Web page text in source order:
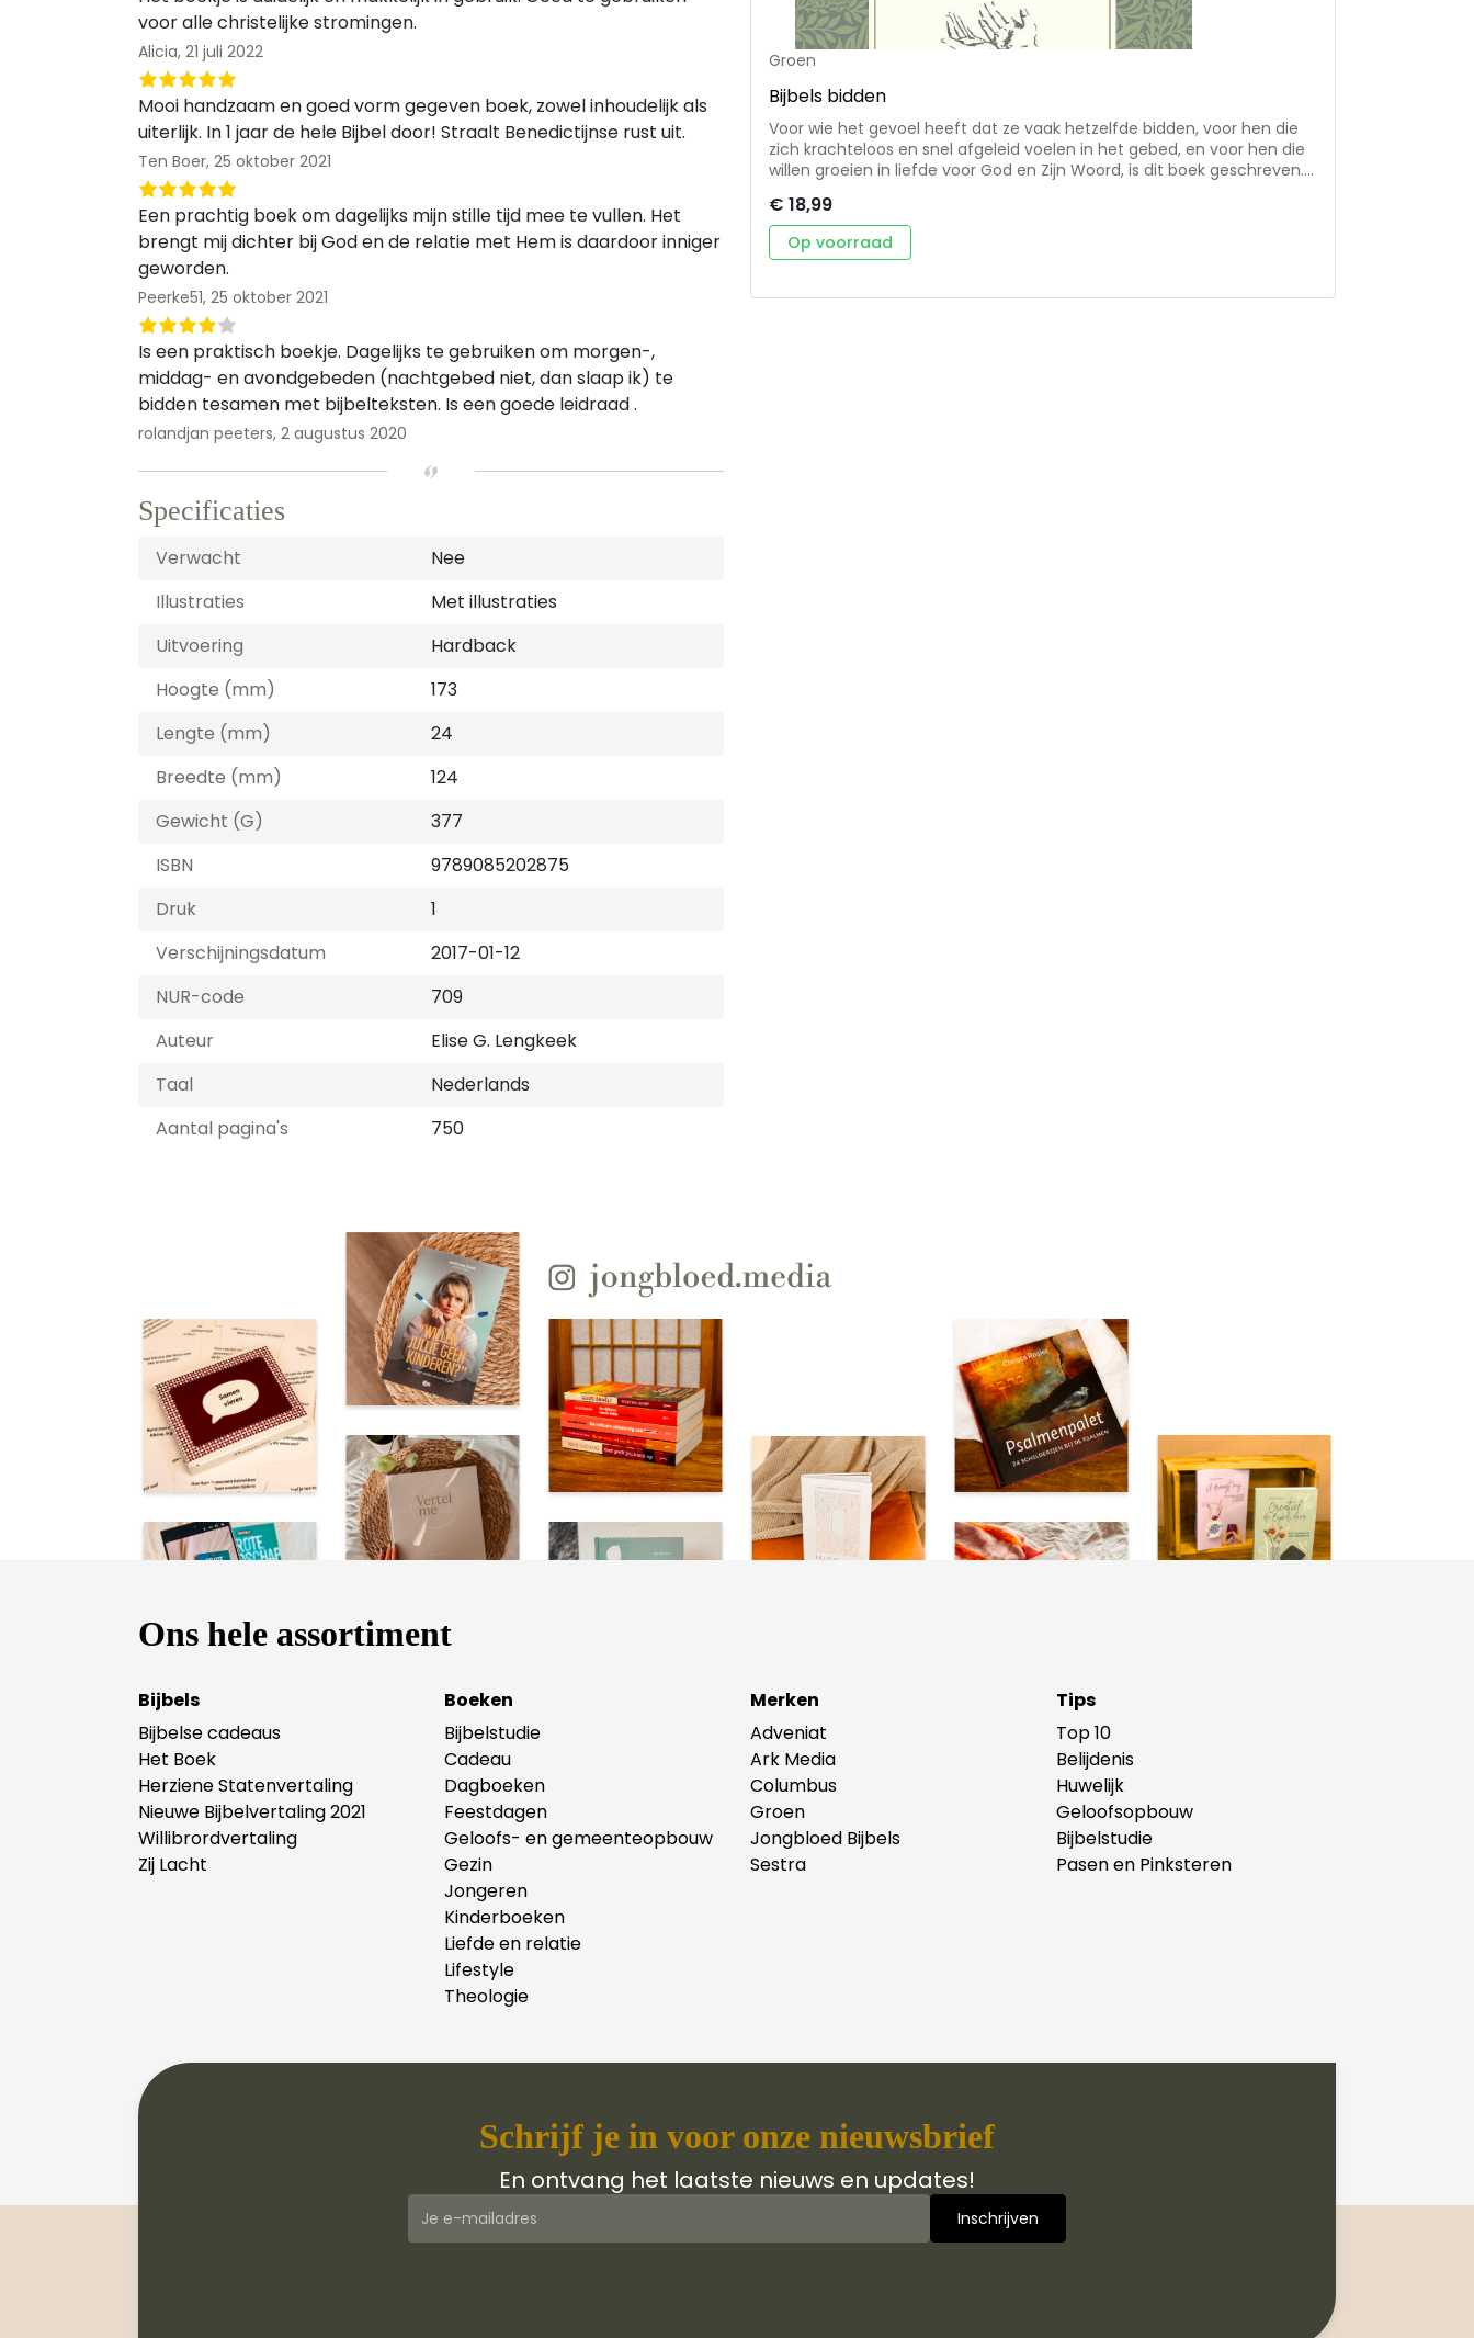
voor alle christelijke stromingen.
Alicia, 21 juli 2022
Mooi handzaam en goed vorm gegeven boek, zowel inhoudelijk als
uiterlijk. In 1 jaar de hele Bijbel door! Straalt Benedictijnse rust uit.
Ten Boer, 25 oktober 2021
Een prachtig boek om dagelijks mijn stille tijd mee te vullen. Het
brengt mij dichter bij God en de relatie met Hem is daardoor inniger
geworden.
Peerke51, 25 oktober 2021
Is een praktisch boekje. Dagelijks te gebruiken om morgen-,
middag- en avondgebeden (nachtgebed niet, dan slaap ik) te
bidden tesamen met bijbelteksten. Is een goede leidraad .
rolandjan peeters, 2 augustus 2020
Specificaties
Verwacht
Nee
Illustraties
Met illustraties
Uitvoering
Hardback
Hoogte (mm)
173
Lengte (mm)
24
Breedte (mm)
124
Gewicht (G)
377
ISBN
9789085202875
Druk
1
Verschijningsdatum
2017-01-12
NUR-code
709
Auteur
Elise G. Lengkeek
Taal
Nederlands
Aantal pagina's
750
Groen
Bijbels bidden
Voor wie het gevoel heeft dat ze vaak hetzelfde bidden, voor hen die
zich krachteloos en snel afgeleid voelen in het gebed, en voor hen die
willen groeien in liefde voor God en Zijn Woord, is dit boek geschreven.
omgezet in gebeden die dicht bij de tekst blijven. Door met de Bijbel
open te bidden verdiept je gebedsleven, want ook nu geven Gods
woorden licht en inzicht (Psalm 119:130). Dit boek is geschreven om de
citaten die bemoedigen en aanzetten tot nadenken.
€ 18,99
Op voorraad
Ons hele assortiment
Bijbels
Bijbelse cadeaus
Het Boek
Herziene Statenvertaling
Nieuwe Bijbelvertaling 2021
Willibrordvertaling
Zij Lacht
Boeken
Bijbelstudie
Cadeau
Dagboeken
Feestdagen
Geloofs- en gemeenteopbouw
Gezin
Jongeren
Kinderboeken
Liefde en relatie
Lifestyle
Theologie
Merken
Adveniat
Ark Media
Columbus
Groen
Jongbloed Bijbels
Sestra
Tips
Top 10
Belijdenis
Huwelijk
Geloofsopbouw
Bijbelstudie
Pasen en Pinksteren
Schrijf je in voor onze nieuwsbrief
En ontvang het laatste nieuws en updates!